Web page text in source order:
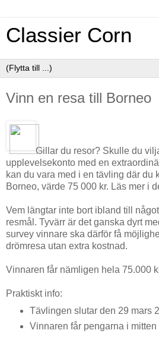
Classier Corn
Vinn en resa till Borneo
Gillar du resor? Skulle du
upplevelsekonto med en
kan du vara med i en tävling där du
Borneo, värde 75 000 kr. Läs mer i
Vem längtar inte bort ibland till
resmål. Tyvärr är det ganska dyrt
survey vinnare ska därför få
drömresa utan extra kostnad.
Vinnaren får nämligen hela 75.000
Praktiskt info:
Tävlingen slutar den 29 mars
Vinnaren får pengarna i mitten